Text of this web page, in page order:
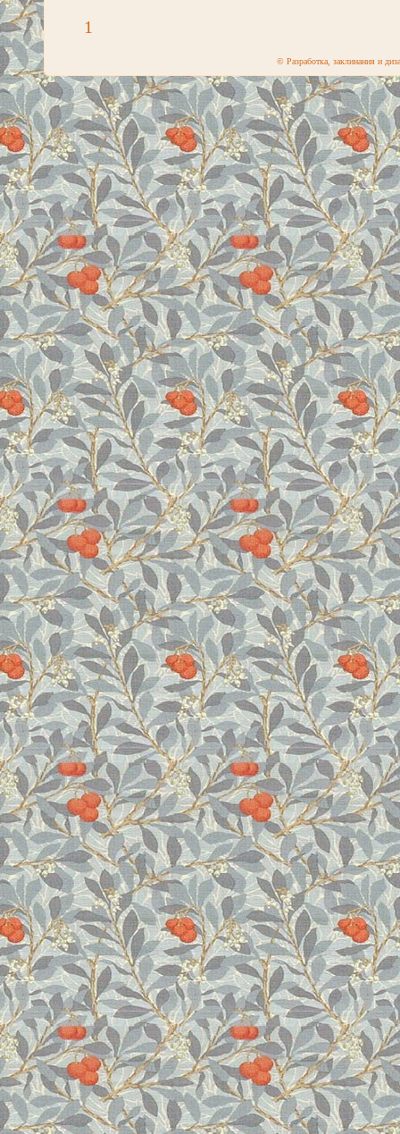
1
© Разработка, заклинания и